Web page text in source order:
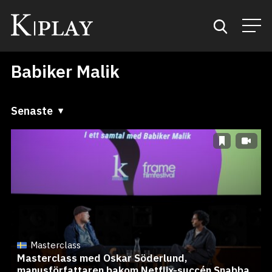
Start
Sök
Kategorier
Babiker Malik
Senaste
Senaste
Masterclass
Masterclass med Oskar Söderlund,